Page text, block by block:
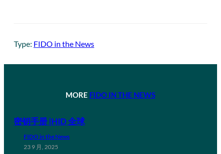
Type: FIDO in the News
MORE FIDO IN THE NEWS
密钥手册 |HID 全球
FIDO in the News
23 9 月, 2025